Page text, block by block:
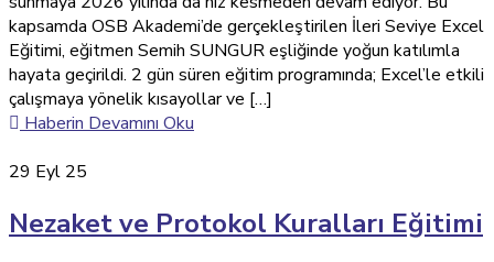
kapsamda OSB Akademi’de gerçekleştirilen İleri Seviye Excel
Eğitimi, eğitmen Semih SUNGUR eşliğinde yoğun katılımla
hayata geçirildi. 2 gün süren eğitim programında; Excel’le etkili
çalışmaya yönelik kısayollar ve […]
Haberin Devamını Oku
29 Eyl 25
Nezaket ve Protokol Kuralları Eğitimi